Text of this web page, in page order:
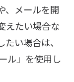
、メールを開
えたい場合な
い場合は、
ル」を使用し